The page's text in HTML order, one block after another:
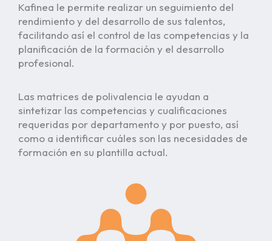
Kafinea le permite realizar un seguimiento del
rendimiento y del desarrollo de sus talentos,
facilitando así el control de las competencias y la
planificación de la formación y el desarrollo
profesional.
Las matrices de polivalencia le ayudan a
sintetizar las competencias y cualificaciones
requeridas por departamento y por puesto, así
como a identificar cuáles son las necesidades de
formación en su plantilla actual.